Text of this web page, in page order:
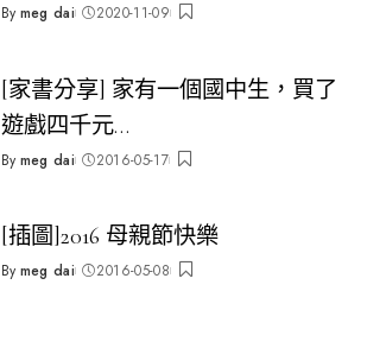
Posted
By meg dai 2020-11-09
[家書分享] 家有一個國中生，買了
遊戲四千元…
Posted
By meg dai 2016-05-17
[插圖]2016 母親節快樂
Posted
By meg dai 2016-05-08